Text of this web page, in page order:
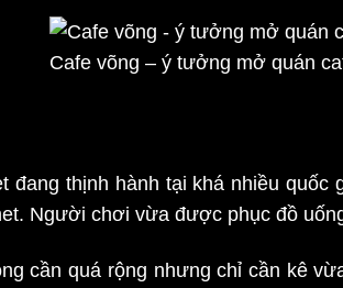
Cafe võng – ý tưởng mở quán
đang thịnh hành tại khá nhiều
Người chơi vừa được phục đồ
cần quá rộng nhưng chỉ cần kê